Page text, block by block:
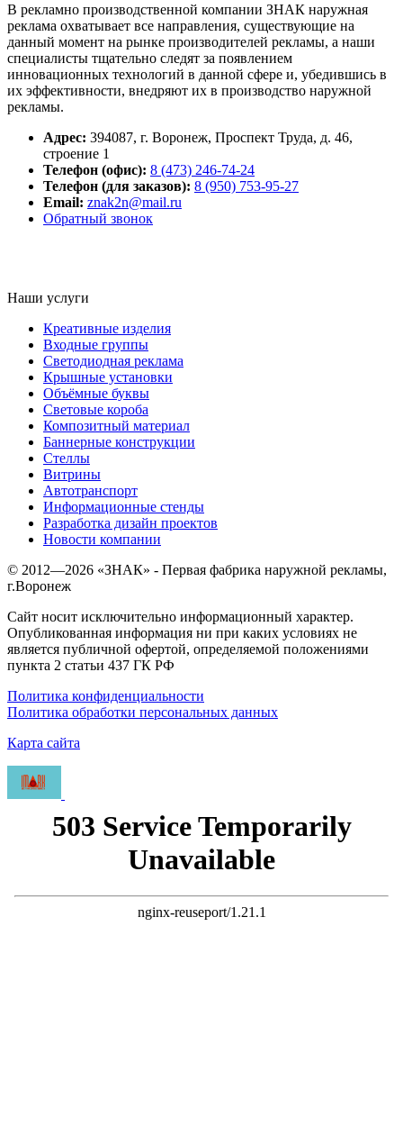
В рекламно производственной компании ЗНАК наружная
реклама охватывает все направления, существующие на
данный момент на рынке производителей рекламы, а наши
специалисты тщательно следят за появлением
инновационных технологий в данной сфере и, убедившись в
их эффективности, внедряют их в производство наружной
рекламы.
Адрес: 394087, г. Воронеж, Проспект Труда, д. 46,
строение 1
Телефон (офис): 8 (473) 246-74-24
Телефон (для заказов): 8 (950) 753-95-27
Email: znak2n@mail.ru
Обратный звонок
Наши услуги
Креативные изделия
Входные группы
Светодиодная реклама
Крышные установки
Объёмные буквы
Световые короба
Композитный материал
Баннерные конструкции
Стеллы
Витрины
Автотранспорт
Информационные стенды
Разработка дизайн проектов
Новости компании
© 2012—2026 «ЗНАК» - Первая фабрика наружной рекламы,
г.Воронеж
Сайт носит исключительно информационный характер.
Опубликованная информация ни при каких условиях не
является публичной офертой, определяемой положениями
пункта 2 статьи 437 ГК РФ
Политика конфиденциальности
Политика обработки персональных данных
Карта сайта